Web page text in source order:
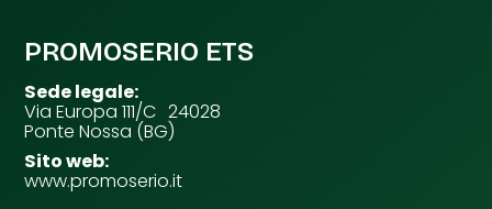
PROMOSERIO ETS
Sede legale:
Via Europa 111/C 24028
Ponte Nossa (BG)
Sito web:
www.promoserio.it